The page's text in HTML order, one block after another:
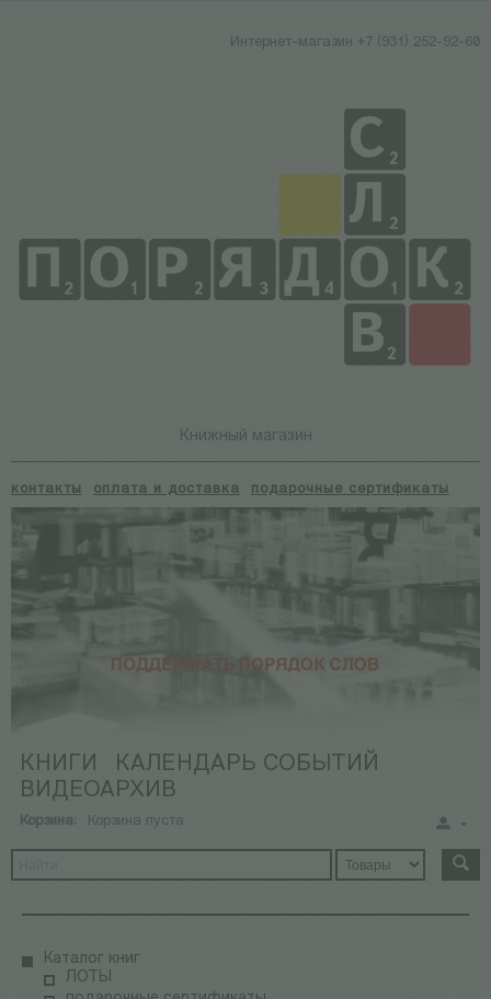
Интернет-магазин +7 (931) 252-92-60
Книжный магазин
контакты оплата и доставка подарочные сертификаты
КНИГИ
КАЛЕНДАРЬ СОБЫТИЙ
ВИДЕОАРХИВ
Корзина: Корзина пуста
Каталог книг
ЛОТЫ